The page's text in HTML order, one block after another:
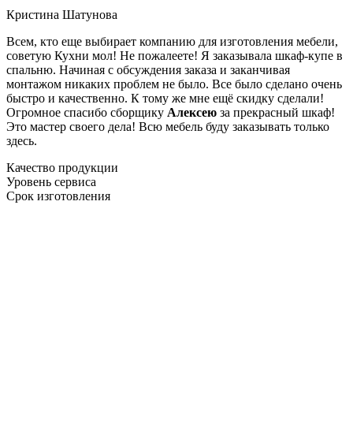
Кристина Шатунова
Всем, кто еще выбирает компанию для изготовления мебели,
советую Кухни мол! Не пожалеете! Я заказывала шкаф-купе в
спальню. Начиная с обсуждения заказа и заканчивая
монтажом никаких проблем не было. Все было сделано очень
быстро и качественно. К тому же мне ещё скидку сделали!
Огромное спасибо сборщику Алексею за прекрасный шкаф!
Это мастер своего дела! Всю мебель буду заказывать только
здесь.
Качество продукции
Уровень сервиса
Срок изготовления